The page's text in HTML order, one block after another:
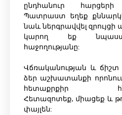
ընդհանուր
Պատրաստ եղեք
նաև ներգրավվել զրույցի
կարող եք
հաջողությանը:
Վճռականության և
ձեր աշխատանքի
հետաքրքիր
Հետազոտեք, միացեք և
փայլեն: